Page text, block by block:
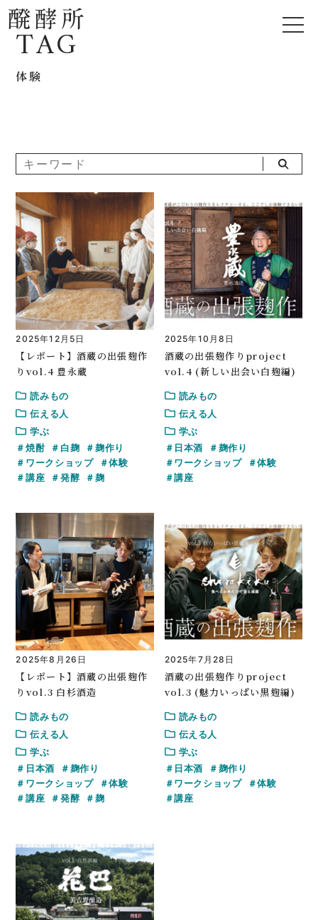
TAG
体験
2025年12月5日
【レポート】酒蔵の出張麹作
りvol.4 豊永蔵
読みもの
伝える人
学ぶ
焼酎
白麹
麹作り
ワークショップ
体験
講座
発酵 麹
2025年10月8日
酒蔵の出張麹作りproject
vol.4 (新しい出会い白麹編)
読みもの
伝える人
学ぶ
日本酒
麹作り
ワークショップ
体験
講座
2025年8月26日
【レポート】酒蔵の出張麹作
りvol.3 白杉酒造
読みもの
伝える人
学ぶ
日本酒
麹作り
ワークショップ
体験
講座
発酵 麹
2025年7月28日
酒蔵の出張麹作りproject
vol.3 (魅力いっぱい黒麹編)
読みもの
伝える人
学ぶ
日本酒
麹作り
ワークショップ
体験
講座